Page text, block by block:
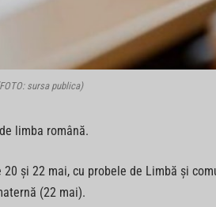
sursa publica)
limba română.
și 22 mai, cu probele de Limbă și
(22 mai).